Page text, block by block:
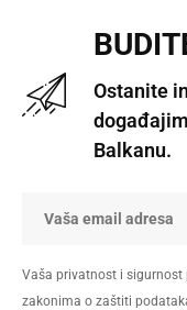
Ostanite
Balkanu.
Vaša privatnost i sigurnost
zakonima o zaštiti